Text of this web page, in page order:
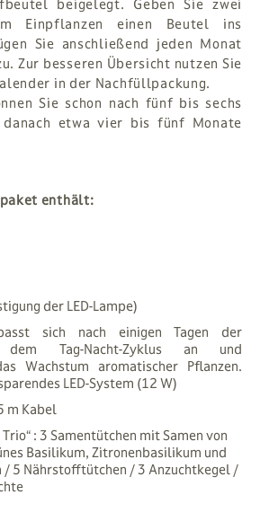
beigelegt. Geben Sie zwei
Einpflanzen einen Beutel ins
Sie anschließend jeden Monat
Zur besseren Übersicht nutzen Sie
in der Nachfüllpackung.
Sie schon nach fünf bis sechs
danach etwa vier bis fünf Monate
enthält:
der LED-Lampe)
sich nach einigen Tagen der
dem Tag-Nacht-Zyklus an und
Wachstum aromatischer Pflanzen.
LED-System (12 W)
m Kabel
Trio“ : 3 Samentütchen mit Samen von
Basilikum, Zitronenbasilikum und
5 Nährstofftütchen / 3 Anzuchtkegel /